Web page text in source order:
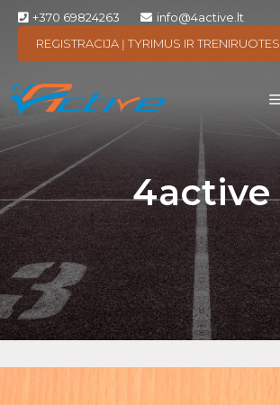
+370 69824263
info@4active.lt
REGISTRACIJA Į TYRIMUS IR TRENIRUOTES
4active